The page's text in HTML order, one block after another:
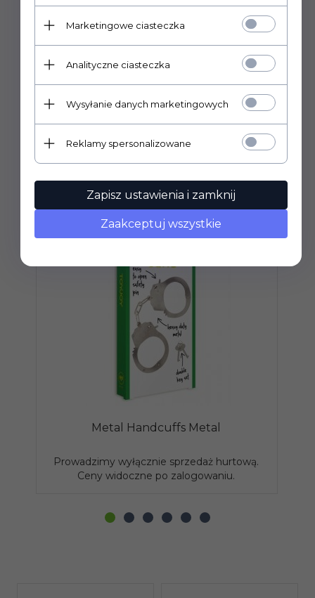
28,00 cm
POLECAMY
Metal Handcuffs Metal
Prowadzimy wyłącznie sprzedaż hurtową.
Ceny widoczne po zalogowaniu.
Marketingowe ciasteczka
Analityczne ciasteczka
Wysyłanie danych marketingowych
Reklamy spersonalizowane
Zapisz ustawienia i zamknij
Zaakceptuj wszystkie